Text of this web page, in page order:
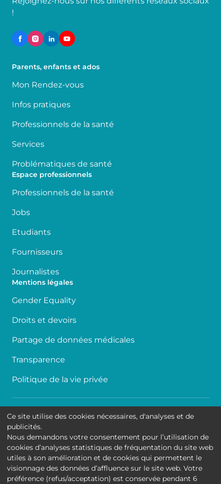
!
Parents, enfants et ados
Mon Rendez-vous
Infos pratiques
Professionnels de la santé
Services
Problématiques de santé
Espace professionnels
Professionnels de la santé
Jobs
Etudiants
Fournisseurs
Journalistes
Mentions légales
Gender Equality
Droits et devoirs
Partage de données médicales
Transparence
Politique de la vie privée
Accessibilité
Contact
Cookies
Mentions légales
Ce site utilise des cookies nécessaires, d'analyses et de
publicités.
Nous demandons votre consentement pour l’utilisation de
cookies d’analyses statistiques de fréquentation du site web
utiles à son amélioration et de cookies qui permettent le
visionnage des données d’affluence sur le site web. Votre
préférence (refus/acceptation) est conservée pendant 6